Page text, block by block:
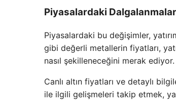
Piyasalardaki Dalgalanmalar
Piyasalardaki bu değişimler,
gibi değerli metallerin fiyatları,
nasıl şekilleneceğini merak ediyor.
Canlı altın fiyatları ve detaylı
ile ilgili gelişmeleri takip etmek,